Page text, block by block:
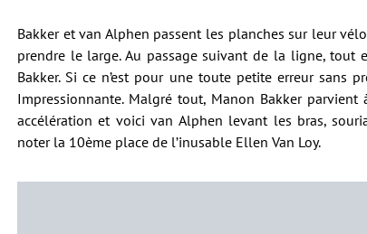
Bakker et van Alphen passent les planches sur leur
prendre le large. Au passage suivant de la ligne, tout
Bakker. Si ce n’est pour une toute petite erreur sans
Impressionnante. Malgré tout, Manon Bakker
accélération et voici van Alphen levant les bras,
noter la 10ème place de l’inusable Ellen Van Loy.